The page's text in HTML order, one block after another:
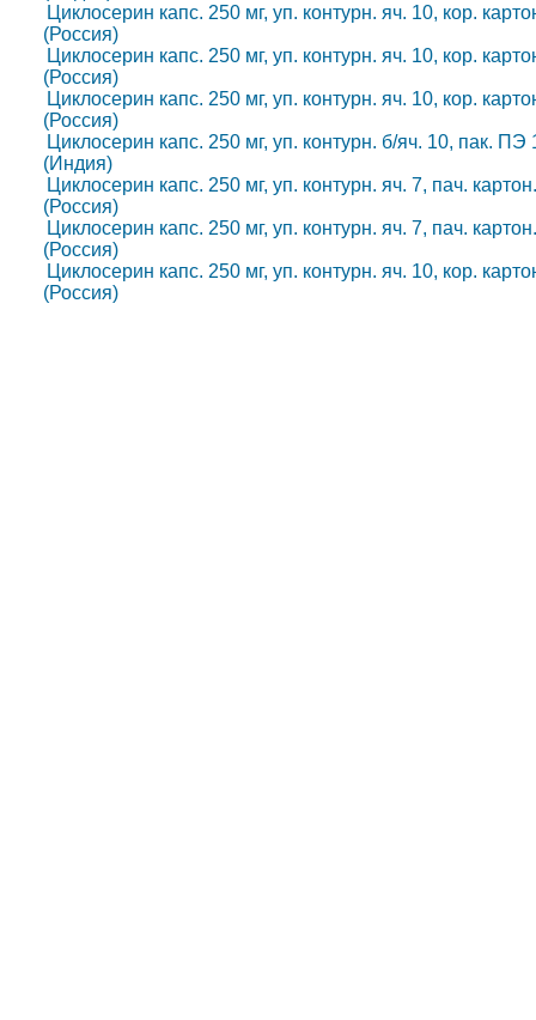
Циклосерин капс. 250 мг, уп. контурн. яч. 10, кор.
(Россия)
Циклосерин капс. 250 мг, уп. контурн. яч. 10, кор.
(Россия)
Циклосерин капс. 250 мг, уп. контурн. яч. 10, кор.
(Россия)
Циклосерин капс. 250 мг, уп. контурн. б/яч. 10, пак.
(Индия)
Циклосерин капс. 250 мг, уп. контурн. яч. 7, пач.
(Россия)
Циклосерин капс. 250 мг, уп. контурн. яч. 7, пач.
(Россия)
Циклосерин капс. 250 мг, уп. контурн. яч. 10, кор.
(Россия)